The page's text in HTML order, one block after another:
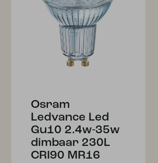
Osram
Ledvance Led
Gu10 2.4w-35w
dimbaar 230L
CRI90 MR16